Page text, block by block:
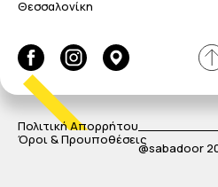
Θεσσαλονίκη
Πολιτική Απορρήτου
Όροι & Προυποθέσεις
@sabadoor